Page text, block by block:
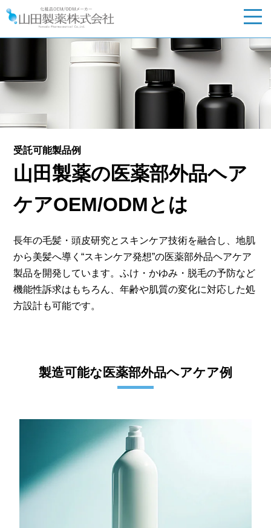
受託可能製品例
山田製薬の医薬部外品ヘア
ケアOEM/ODMとは
長年の毛髪・頭皮研究とスキンケア技術を融合し、地肌
から美髪へ導く“スキンケア発想”の医薬部外品ヘアケア
製品を開発しています。ふけ・かゆみ・脱毛の予防など
機能性訴求はもちろん、年齢や肌質の変化に対応した処
方設計も可能です。
製造可能な医薬部外品ヘアケア例